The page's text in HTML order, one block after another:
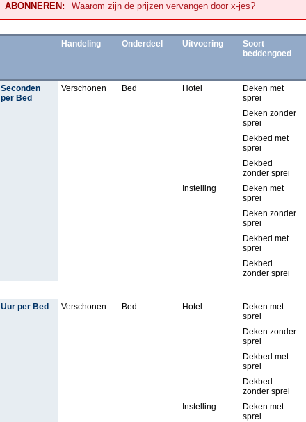
ABONNEREN: Waarom zijn de prijzen vervangen door x-jes?
Handeling Onderdeel Uitvoering
Soort
beddengoed
Seconden
per Bed
Verschonen Bed Hotel
Deken met
sprei
Deken zonder
sprei
Dekbed met
sprei
Dekbed
zonder sprei
Instelling
Deken met
sprei
Deken zonder
sprei
Dekbed met
sprei
Dekbed
zonder sprei
Uur per Bed Verschonen Bed Hotel
Deken met
sprei
Deken zonder
sprei
Dekbed met
sprei
Dekbed
zonder sprei
Instelling
Deken met
sprei